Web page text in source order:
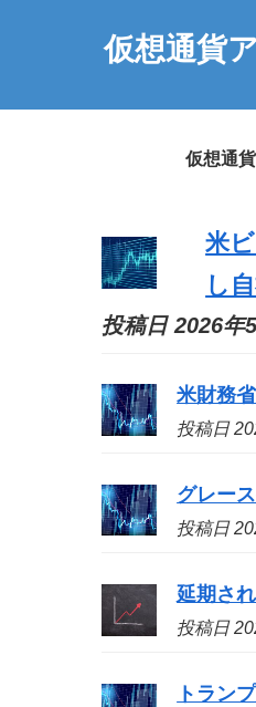
仮想通貨
仮想通
米
し
投稿日 2026年
米財務
投稿日
グレー
投稿日
延期さ
投稿日
トラン